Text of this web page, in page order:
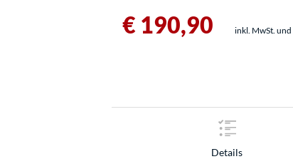
€ 190,90 inkl. MwSt.
Details